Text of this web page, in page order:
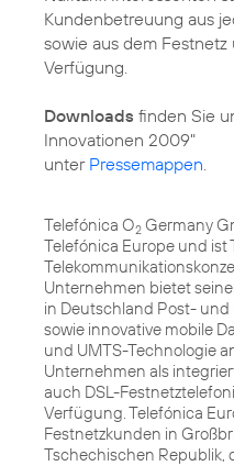
Kundenbetreuung aus
sowie aus dem
Verfügung.
Downloads finden Sie
Innovationen 2009"
unter Pressemappen.
Telefónica O2 Germany
Telefónica Europe und ist
Unternehmen bietet
in Deutschland Post-
sowie innovative mobile
und UMTS-Technologie
Unternehmen als
auch DSL-
Verfügung. Telefónica
Festnetzkunden in
Tschechischen Republik,